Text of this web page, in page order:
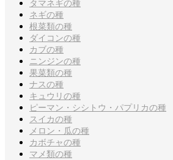
タマネギの種
ネギの種
根菜類の種
ダイコンの種
カブの種
ニンジンの種
果菜類の種
ナスの種
キュウリの種
ピーマン・シシトウ・パプリカの種
スイカの種
メロン・瓜の種
カボチャの種
マメ類の種